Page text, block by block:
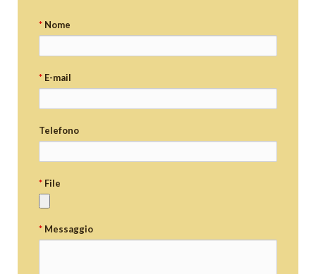
* Nome
* E-mail
Telefono
* File
* Messaggio